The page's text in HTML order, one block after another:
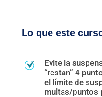
Lo que este
Evite la
“restan” 4
el límite de
multas/puntos